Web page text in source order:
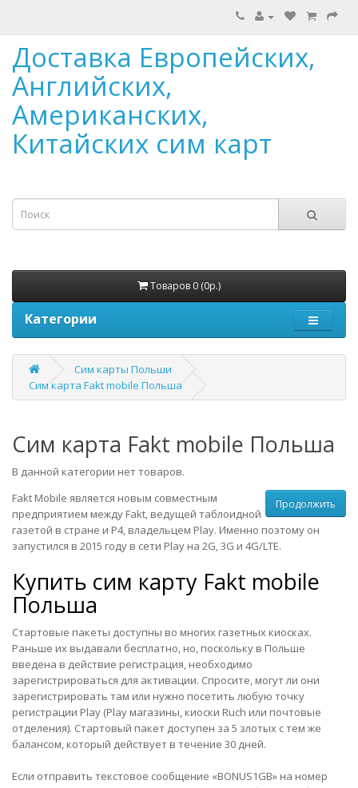
Доставка Европейских,
Английских,
Американских,
Китайских сим карт
Товаров 0 (0р.)
Категории
Сим карты Польши
Сим карта Fakt mobile Польша
Сим карта Fakt mobile Польша
В данной категории нет товаров.
Продолжить
Fakt Mobile является новым совместным
предприятием между Fakt, ведущей таблоидной
газетой в стране и P4, владельцем Play. Именно поэтому он
запустился в 2015 году в сети Play на 2G, 3G и 4G/LTE.
Купить сим карту Fakt mobile
Польша
Стартовые пакеты доступны во многих газетных киосках.
Раньше их выдавали бесплатно, но, поскольку в Польше
введена в действие регистрация, необходимо
зарегистрироваться для активации. Спросите, могут ли они
зарегистрировать там или нужно посетить любую точку
регистрации Play (Play магазины, киоски Ruch или почтовые
отделения). Стартовый пакет доступен за 5 злотых с тем же
балансом, который действует в течение 30 дней.
Если отправить текстовое сообщение «BONUS1GB» на номер